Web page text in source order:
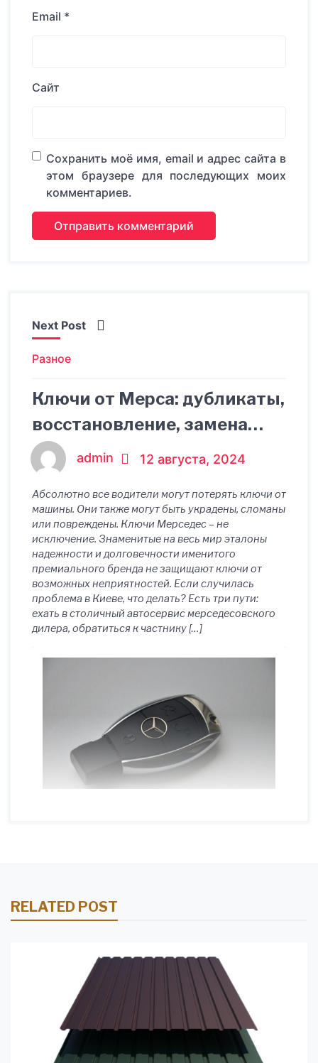
Email *
Сайт
Сохранить моё имя, email и адрес сайта в
этом браузере для последующих моих
комментариев.
Next Post
Разное
Ключи от Мерса: дубликаты,
восстановление, замена
утериadmin 12 августа, 2024
Абсолютно все водители могут потерять ключи от
машины. Они также могут быть украдены, сломаны
или повреждены. Ключи Мерседес – не
исключение. Знаменитые на весь мир эталоны
надежности и долговечности именитого
премиального бренда не защищают ключи от
возможных неприятностей. Если случилась
проблема в Киеве, что делать? Есть три пути:
ехать в столичный автосервис мерседесовского
дилера, обратиться к частнику […]
RELATED POST